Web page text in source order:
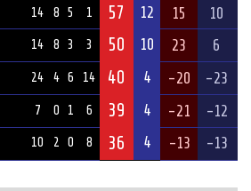
14 8 5 1 57 12 15 10
14 8 3 3 50 10 23 6
24 4 6 14 40 4 -20 -23
7 0 1 6 39 4 -21 -12
10 2 0 8 36 4 -13 -13